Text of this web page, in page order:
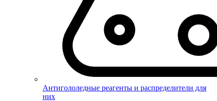
Антигололедные реагенты и распределители для
них